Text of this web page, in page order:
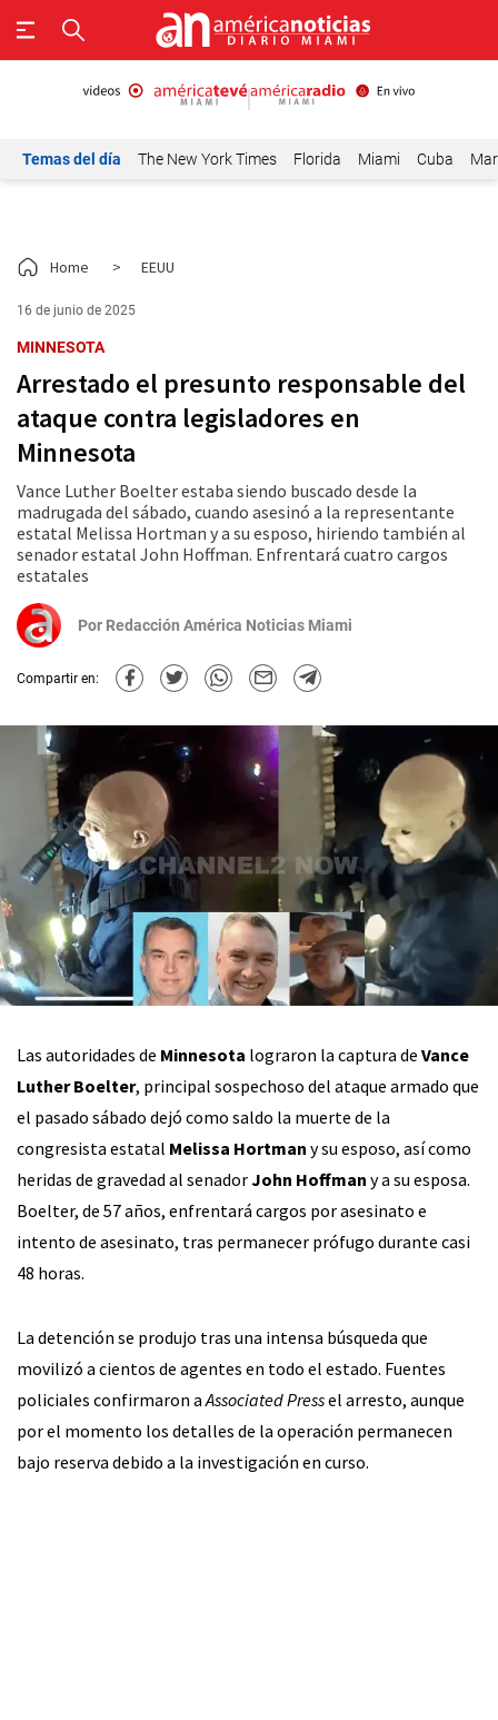
Temas del día The New York Times Florida Miami Cuba
Home > EEUU
16 de junio de 2025
MINNESOTA
Arrestado el presunto responsable del
ataque contra legisladores en
Minnesota
Vance Luther Boelter estaba siendo buscado desde la
madrugada del sábado, cuando asesinó a la representante
estatal Melissa Hortman y a su esposo, hiriendo también al
senador estatal John Hoffman. Enfrentará cuatro cargos
estatales
Por Redacción América Noticias Miami
Compartir en:
Las autoridades de Minnesota lograron la captura de Vance
Luther Boelter, principal sospechoso del ataque armado que
el pasado sábado dejó como saldo la muerte de la
congresista estatal Melissa Hortman y su esposo, así como
heridas de gravedad al senadorJohn Hoffman y a su esposa.
Boelter, de 57 años, enfrentará cargos por asesinato e
intento de asesinato, tras permanecer prófugo durante casi
48 horas.
La detención se produjo tras una intensa búsqueda que
movilizó a cientos de agentes en todo el estado. Fuentes
policiales confirmaron aAssociated Pressel arresto, aunque
por el momento los detalles de la operación permanecen
bajo reserva debido a la investigación en curso.